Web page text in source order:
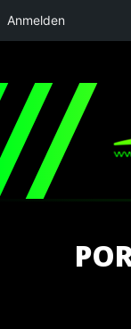
Anmelden